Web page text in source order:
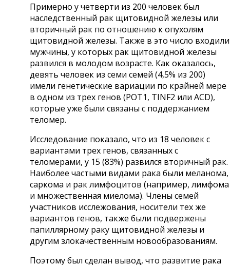
Примерно у четверти из 200 человек был
наследственный рак щитовидной железы или
вторичный рак по отношению к опухолям
щитовидной железы. Также в это число входили
мужчины, у которых рак щитовидной железы
развился в молодом возрасте. Как оказалось,
девять человек из семи семей (4,5% из 200)
имели генетические вариации по крайней мере
в одном из трех генов (POT1, TINF2 или ACD),
которые уже были связаны с поддержанием
теломер.
Исследование показало, что из 18 человек с
вариантами трех генов, связанных с
теломерами, у 15 (83%) развился вторичный рак.
Наиболее частыми видами рака были меланома,
саркома и рак лимфоцитов (например, лимфома
и множественная миелома). Члены семей
участников исслежования, носители тех же
вариантов генов, также были подвержены
папиллярному раку щитовидной железы и
другим злокачественным новообразованиям.
Поэтому был сделан вывод, что развитие рака